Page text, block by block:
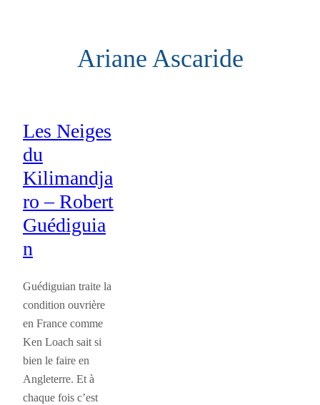
Ariane Ascaride
Les Neiges
du
Kilimandja
ro – Robert
Guédiguia
n
Guédiguian traite la
condition ouvrière
en France comme
Ken Loach sait si
bien le faire en
Angleterre. Et à
chaque fois c’est